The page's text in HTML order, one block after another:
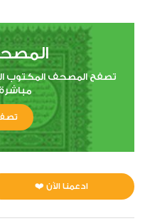
7013
00:00
تصفح المصحف المكتوب
ادعمنا الآن ❤️